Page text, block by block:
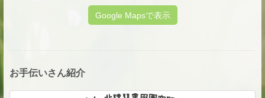
Google Mapsで表示
お手伝いさん紹介